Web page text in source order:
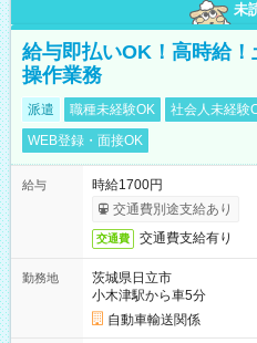
未
給与即払いOK！高時給
操作業務
派遣 職種未経験OK 社会人未経験
WEB登録・面接OK
給与
時給1700円
交通費別途支給あり
交通費 交通費支給有り
勤務地
茨城県日立市
小木津駅から車5分
自動車輸送関係